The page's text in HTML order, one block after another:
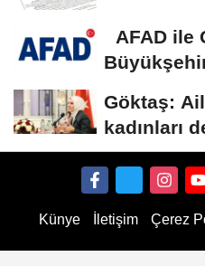
AFAD ile
Göktaş:
kadınları
edeceğiz
Künye İletişim Çerez
Abonnenten kaufen TikTok Follower